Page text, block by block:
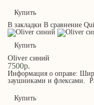
Купить
В закладки В сравнение
Купить
Oliver синий
7500р.
Информация о оправе:
заушниками и флексами.
Купить